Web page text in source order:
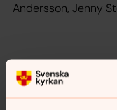
Andersson, Jenny
Synpunkter
innehåll?